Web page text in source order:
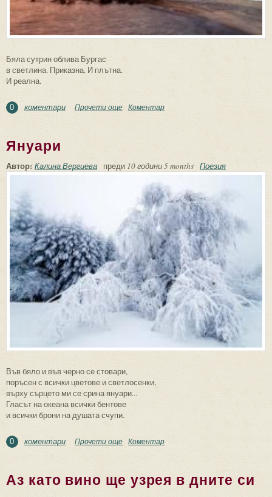
Бяла сутрин облива Бургас
в светлина. Приказна. И плътна.
И реална.
0 коментари Прочети още about Бяла сутрин облива Бургас
Коментар
Януари
Автор: Калина Вергиева преди 10 години 5 months Поезия
Във бяло и във черно се стовари,
поръсен с всички цветове и светлосенки,
върху сърцето ми се срина януари...
Гласът на океана всички бентове
и всички брони на душата счупи.
0 коментари Прочети още about Януари
Коментар
Аз като вино ще узрея в дните си